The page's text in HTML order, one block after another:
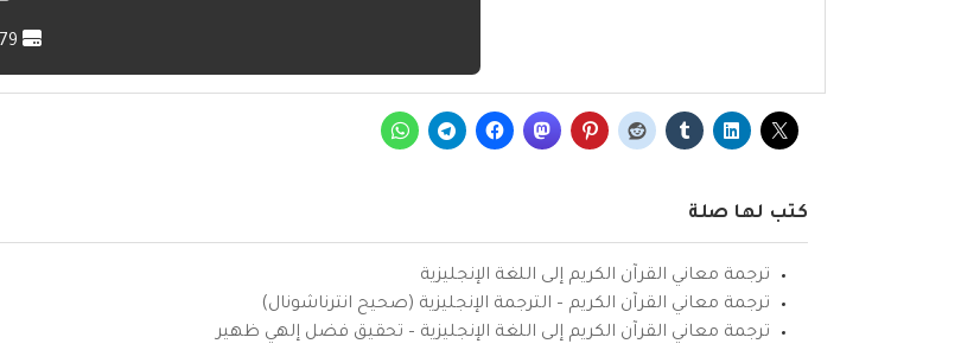
كتب لها صلة
ترجمة معاني القرآن الكريم إلى اللغة الإنجليزية
ترجمة معاني القرآن الكريم – الترجمة الإنجليزية (صحيح انترناشونال)
ترجمة معاني القرآن الكريم إلى اللغة الإنجليزية – تحقيق فضل إلهي ظهير